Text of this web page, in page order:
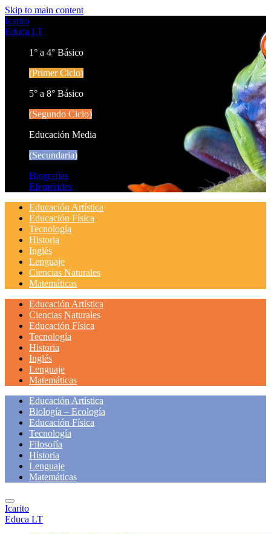
Skip to main content
Icarito
Educa LT
1° a 4° Básico
(Primer Ciclo)
5° a 8° Básico
(Segundo Ciclo)
Educación Media
(Secundaria)
Biografías
Efemérides
Educación Artística
Educación Física
Tecnología
Historia
Inglés
Lenguaje
Ciencias Naturales
Matemáticas
Educación Artística
Ciencias Naturales
Educación Física
Tecnología
Historia
Inglés
Lenguaje
Matemáticas
Educación Artística
Biología – Ecología
Educación Física
Tecnología
Filosofía
Historia
Lenguaje
Matemáticas
Icarito
Educa LT